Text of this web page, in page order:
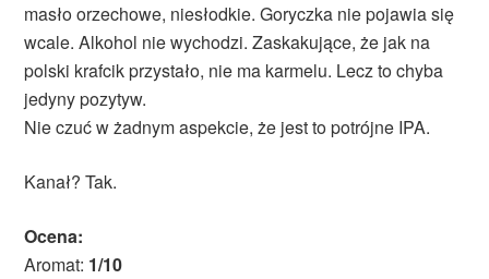
masło orzechowe, niesłodkie. Goryczka nie pojawia się
wcale. Alkohol nie wychodzi. Zaskakujące, że jak na
polski krafcik przystało, nie ma karmelu. Lecz to chyba
jedyny pozytyw.
Nie czuć w żadnym aspekcie, że jest to potrójne IPA.
Kanał? Tak.
Ocena:
Aromat: 1/10